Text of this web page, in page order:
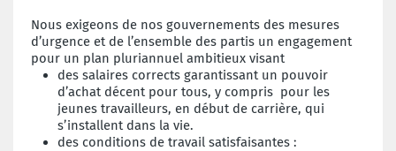
Nous exigeons de nos gouvernements des mesures
d’urgence et de l’ensemble des partis un engagement
pour un plan pluriannuel ambitieux visant
des salaires corrects garantissant un pouvoir
d’achat décent pour tous, y compris pour les
jeunes travailleurs, en début de carrière, qui
s’installent dans la vie.
des conditions de travail satisfaisantes :